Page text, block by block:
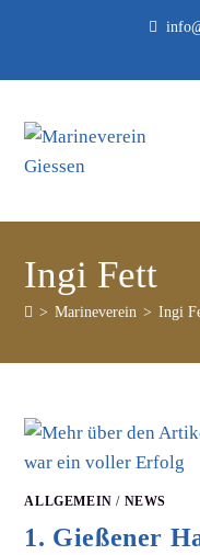
Ingi Fett
> Marineverein > Ingi
ALLGEMEIN / NEWS
1. Gießener